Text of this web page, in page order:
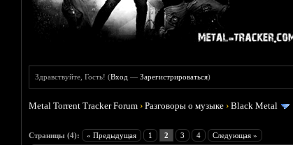
Здравствуйте, Гость! (Вход —Зарегистрироваться)
Metal Torrent Tracker Forum ›Разговоры о музыке ›Black Metal
Страницы (4): « Предыдущая 1 2 3 4 Следующая »
Голосов: 1 - Средняя оценка: 5
1
2
3
4
5